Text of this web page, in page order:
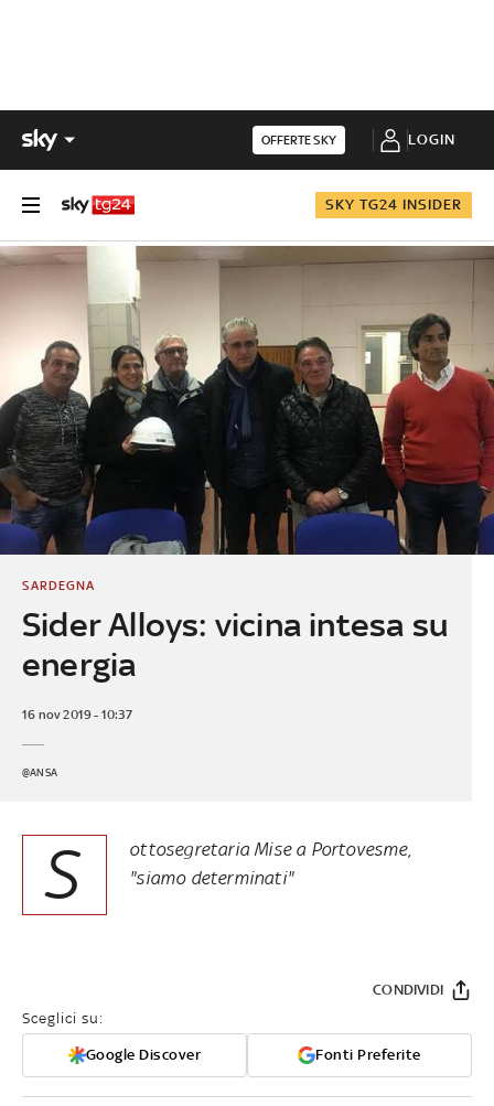
OFFERTE SKY LOGIN
SKY TG24 INSIDER
Sider Alloys: vicina intesa su
energia
SARDEGNA
16 nov 2019 - 10:37
@ANSA
S
ottosegretaria Mise a Portovesme,
"siamo determinati"
Sceglici su:
Google Discover Fonti Preferite
CONDIVIDI